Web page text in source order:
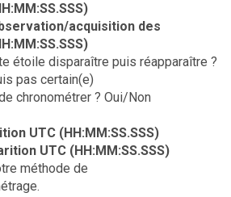
acquisition des
étoile disparaître puis réapparaître ?
pas certain(e)
chronométrer ? Oui/Non
UTC (HH:MM:SS.SSS)
UTC (HH:MM:SS.SSS)
méthode de